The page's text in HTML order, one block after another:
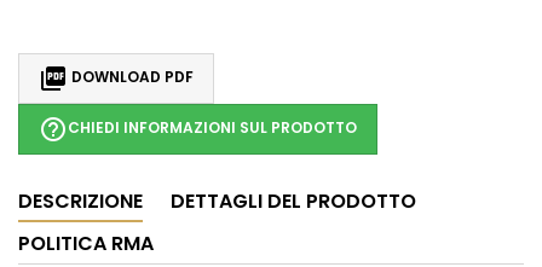
 DOWNLOAD PDF
help_outlineCHIEDI INFORMAZIONI SUL PRODOTTO
DESCRIZIONE
DETTAGLI DEL PRODOTTO
POLITICA RMA